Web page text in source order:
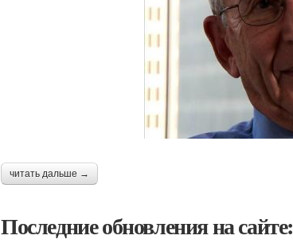
читать дальше →
Последние обновления на сайте: